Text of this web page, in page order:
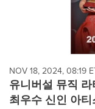
each
option
is
selected.
NOV 18, 2024, 08:19
유니버설 뮤직
최우수 신인 아